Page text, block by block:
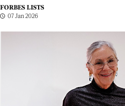
FORBES LISTS
07 Jan 2026